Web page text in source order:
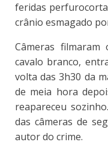
feridas
crânio esmagado
Câmeras
cavalo branco,
volta das 3h30 da
de meia hora
reapareceu
das câmeras de
autor do crime.